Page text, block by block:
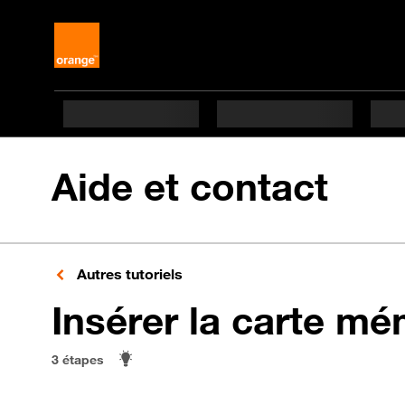
Aide et contact
Autres tutoriels
Insérer la carte
3 étapes